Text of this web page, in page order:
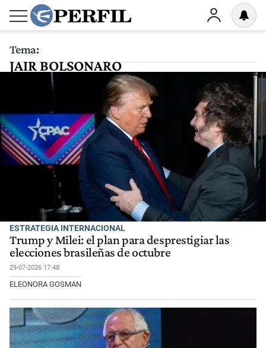
Tema:
JAIR BOLSONARO
ESTRATEGIA INTERNACIONAL
Trump y Milei: el plan para desprestigiar las
elecciones brasileñas de octubre
29-07-2026 17:48
ELEONORA GOSMAN